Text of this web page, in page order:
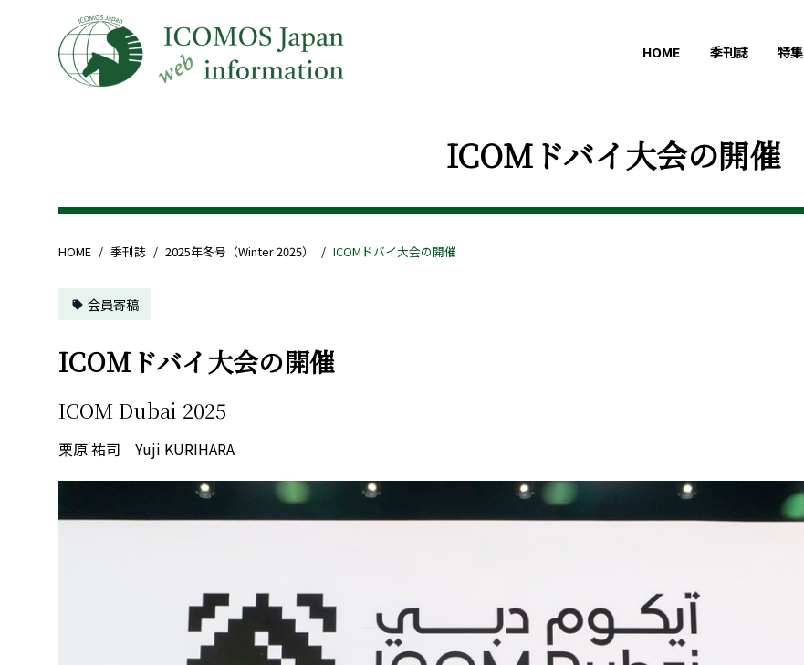
HOME 季刊誌 特集
ICOMドバイ大会の開催
HOME / 季刊誌 / 2025年冬号（Winter 2025） / ICOMドバイ大会の開催
会員寄稿
ICOMドバイ大会の開催
ICOM Dubai 2025
栗原 祐司 Yuji KURIHARA